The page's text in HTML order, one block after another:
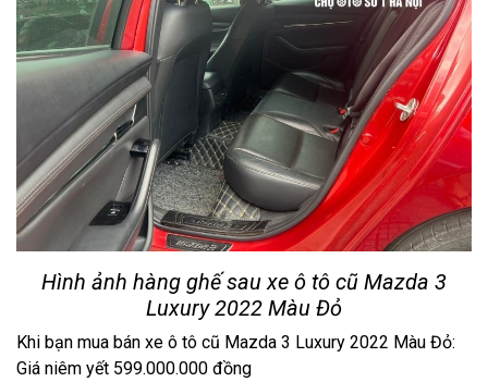
Hình ảnh hàng ghế sau xe ô tô cũ Mazda 3
Luxury 2022 Màu Đỏ
Khi bạn mua bán xe ô tô cũ Mazda 3 Luxury 2022 Màu Đỏ:
Giá niêm yết 599.000.000 đồng